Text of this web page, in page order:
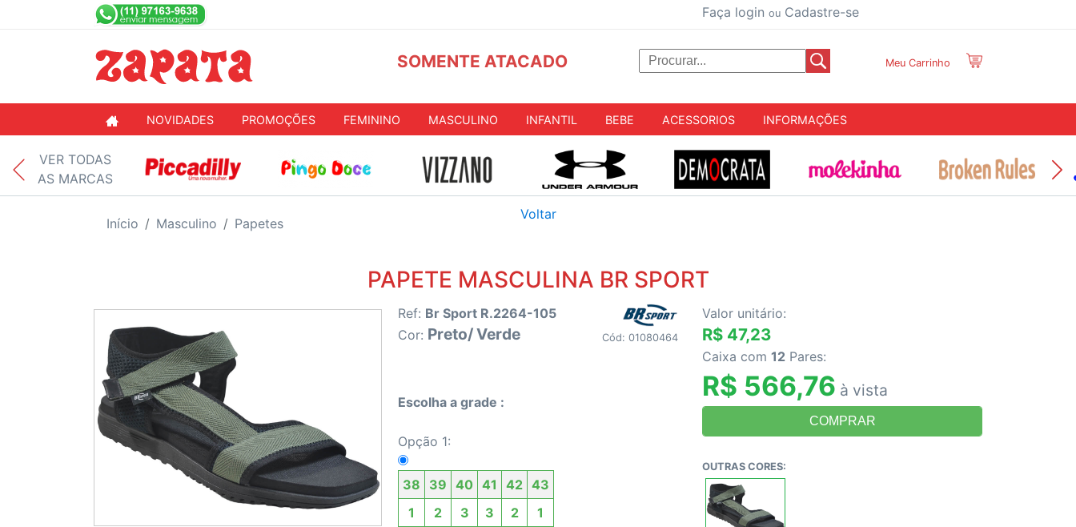
Faça login ou Cadastre-se
SOMENTE ATACADO Meu Carrinho
NOVIDADES PROMOÇÕES FEMININO MASCULINO INFANTIL BEBE ACESSORIOS INFORMAÇÕES
VER TODAS
AS MARCAS
Início Masculino Papetes
Voltar
PAPETE MASCULINA BR SPORT
Ref: Br Sport R.2264-105
Cor: Preto/ Verde Cód: 01080464
Escolha a grade :
Opção 1:
38 39 40 41 42 43
1
2 3 3 2 1
Valor unitário:
R$ 47,23
Caixa com 12 Pares:
R$ 566,76 à vista
OUTRAS CORES: